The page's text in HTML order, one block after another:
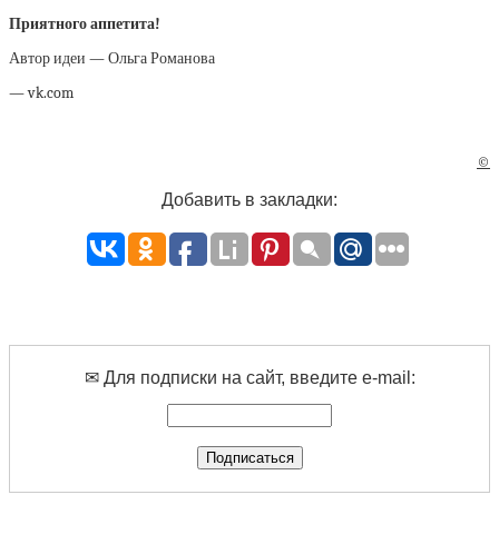
Приятного аппетита!
Автор идеи — Ольга Романова
— vk.com
©
Добавить в закладки:
✉ Для подписки на сайт, введите e-mail: